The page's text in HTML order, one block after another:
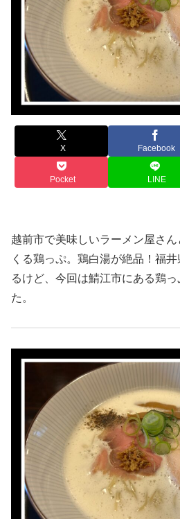
X Facebook
Pocket LINE
越前市で美味しいラーメン屋さ
くる鶏っぷ。鶏白湯が絶品！福
るけど、今回は鯖江市にある鶏
た。